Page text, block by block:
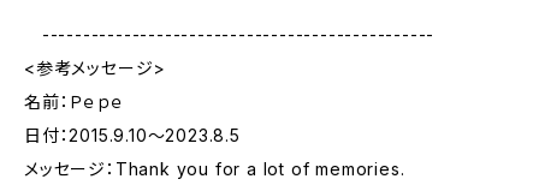
------------------------------------------------
<参考メッセージ>
名前：Ｐｅｐｅ
日付：2015.9.10〜2023.8.5
メッセージ：Thank you for a lot of memories.